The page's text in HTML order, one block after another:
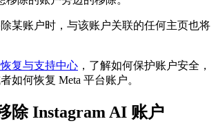
某账户时，与该账户关联的任何主页也将
复与支持中心 ，了解如何保护账户安全，
如何恢复 Meta 平台账户。
除 Instagram AI 账户